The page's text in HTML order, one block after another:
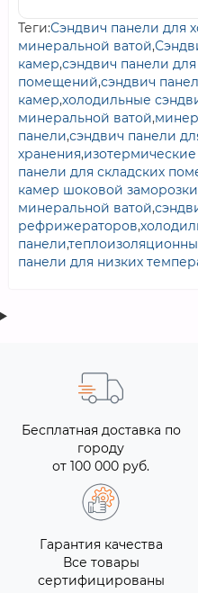
Теги:Сэндвич панели для
минеральной ватой,
камер,сэндвич панели
помещений,сэндвич
камер,холодильные
минеральной ватой,
панели,сэндвич панели
хранения,
панели для складских
камер шоковой заморозки
минеральной ватой,
рефрижераторов,
панели,
панели для низких
Бесплатная доставка по
городу
от 100 000 руб.
Гарантия качества
Все товары
сертифицированы